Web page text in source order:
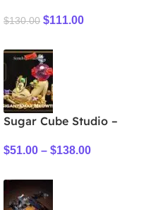
Saiyan 3 (Handle A
$130.00 $111.00
Sugar Cube Studio –
Meowth
$51.00 – $138.00